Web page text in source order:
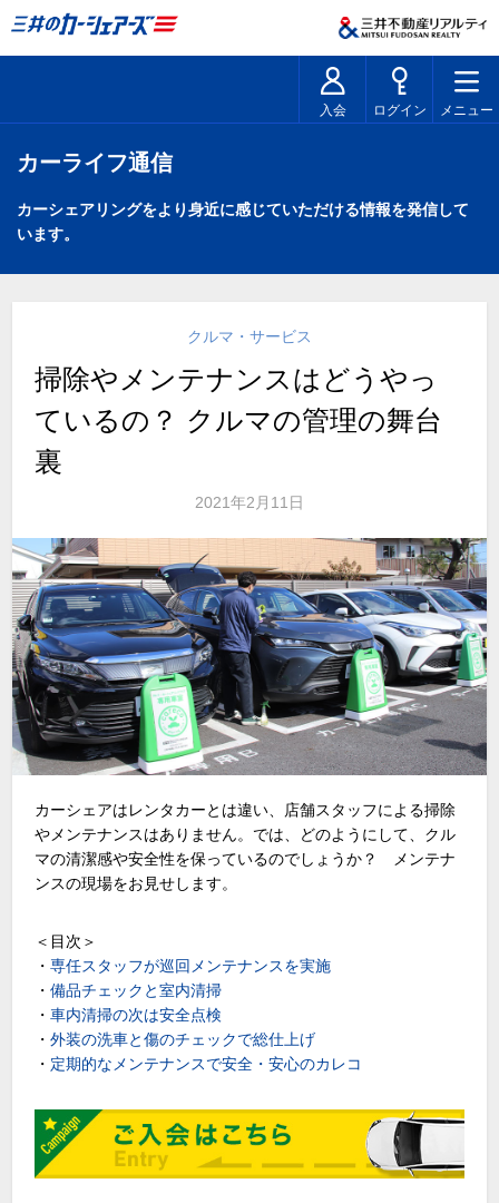
入会 ログイン メニュー
カーライフ通信
カーシェアリングをより身近に感じていただける情報を発信して
います。
クルマ・サービス
掃除やメンテナンスはどうやっ
ているの？ クルマの管理の舞台
裏
2021年2月11日
カーシェアはレンタカーとは違い、店舗スタッフによる掃除
やメンテナンスはありません。では、どのようにして、クル
マの清潔感や安全性を保っているのでしょうか？ メンテナ
ンスの現場をお見せします。
＜目次＞
・専任スタッフが巡回メンテナンスを実施
・備品チェックと室内清掃
・車内清掃の次は安全点検
・外装の洗車と傷のチェックで総仕上げ
・ 定期的なメンテナンスで安全・安心のカレコ